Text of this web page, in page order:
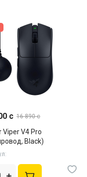
c 16 890 c
Viper V4 Pro
Black)